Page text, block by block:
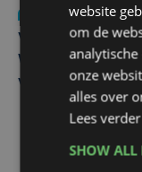
Nieuws
wo
Vier Oostendse
West, dat ook een
verwelkomt
website
om de
onze
alles over
Lees verder
SHOW ALL